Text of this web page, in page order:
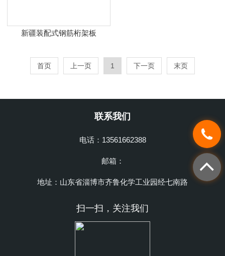
新疆装配式钢筋桁架板
首页 上一页 1 下一页 末页
联系我们
电话：13561662388
邮箱：
地址：山东省淄博市齐鲁化学工业园经七南路
扫一扫，关注我们